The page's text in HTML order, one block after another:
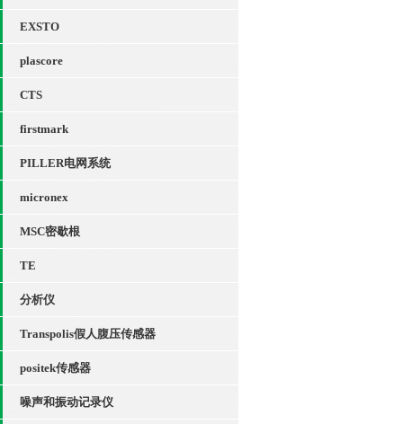
EXSTO
plascore
CTS
firstmark
PILLER电网系统
micronex
MSC密歇根
TE
分析仪
Transpolis假人腹压传感器
positek传感器
噪声和振动记录仪